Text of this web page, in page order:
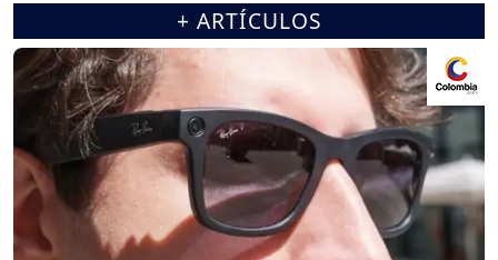
+ ARTÍCULOS